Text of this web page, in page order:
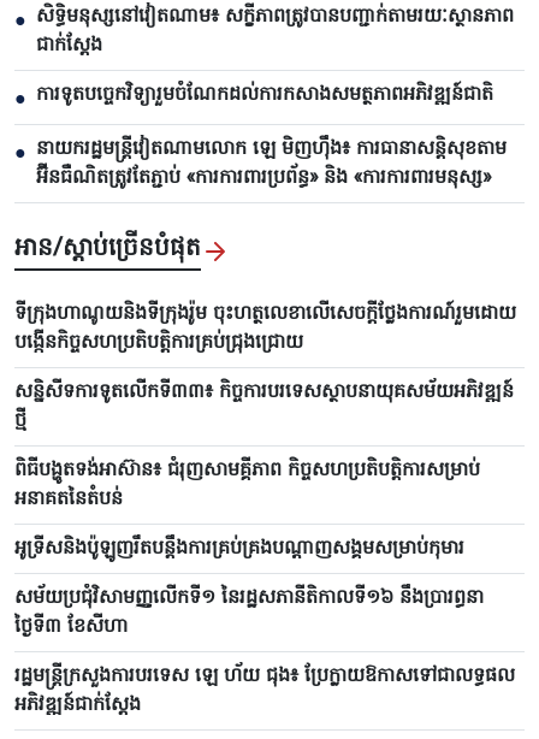
● សិទ្ធិមនុស្សនៅវៀតណាម៖ សក្ខីភាពត្រូវបានបញ្ជាក់តាមរយៈស្ថានភាព
ជាក់ស្តែង
● ការទូតបច្ចេកវិទ្យារួមចំណែកដល់ការកសាងសមត្ថភាពអភិវឌ្ឍន៍ជាតិ
● នាយករដ្ឋមន្ត្រីវៀតណាមលោក ឡេ មិញហ៊ឹង៖ ការធានាសន្តិសុខតាម
អ៊ីនធឺណិតត្រូវតែភ្ជាប់ «ការការពារប្រព័ន្ធ» និង «ការការពារមនុស្ស»
អាន/ស្តាប់ច្រើនបំផុត
ទីក្រុងហាណូយនិងទីក្រុងរ៉ូម ចុះហត្ថលេខាលើសេចក្តីថ្លែងការណ៍រួមដោយ
បង្កើនកិច្ចសហប្រតិបត្តិការគ្រប់ជ្រុងជ្រោយ
សន្និសីទការទូតលើកទី៣៣៖ កិច្ចការបរទេសស្ថាបនាយុគសម័យអភិវឌ្ឍន៍
ថ្មី
ពិធីបង្ហូតទង់អាស៊ាន៖ ជំរុញសាមគ្គីភាព កិច្ចសហប្រតិបត្តិការសម្រាប់
អនាគតនៃតំបន់
អូទ្រីសនិងប៉ូឡូញរឹតបន្តឹងការគ្រប់គ្រងបណ្តាញសង្គមសម្រាប់កុមារ
សម័យប្រជុំវិសាមញ្ញលើកទី១ នៃរដ្ឋសភានីតិកាលទី១៦ នឹងប្រារព្ធនា
ថ្ងៃទី៣ ខែសីហា
រដ្ឋមន្ត្រីក្រសួងការបរទេស ឡេ ហ័យ ជុង៖ ប្រែក្លាយឱកាសទៅជាលទ្ធផល
អភិវឌ្ឍន៍ជាក់ស្តែង